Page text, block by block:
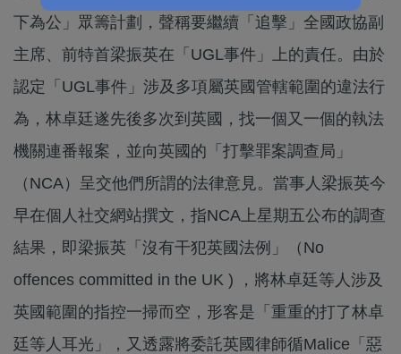
下為公」眾籌計劃，聲稱要繼續「追擊」全國政協副
主席、前特首梁振英在「UGL事件」上的責任。由於
認定「UGL事件」涉及多項屬英國管轄範圍的違法行
為，林卓廷遂先後多次到英國，找一個又一個的執法
機關連番報案，並向英國的「打擊罪案調查局」
（NCA）呈交他們所謂的法律意見。當事人梁振英今
早在個人社交網站撰文，指NCA上星期五公布的調查
結果，即梁振英「沒有干犯英國法例」（No
offences committed in the UK ) ，將林卓廷等人涉及
英國範圍的指控一掃而空，形客是「重重的打了林卓
廷等人耳光」，又透露將委託英國律師循Malice「惡